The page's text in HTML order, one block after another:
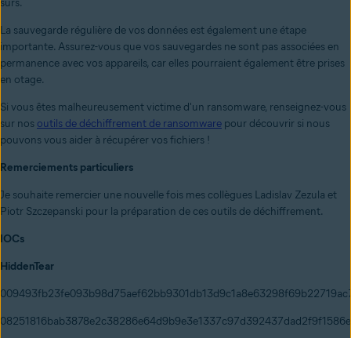
sûrs.
La sauvegarde régulière de vos données est également une étape
importante. Assurez-vous que vos sauvegardes ne sont pas associées en
permanence avec vos appareils, car elles pourraient également être prises
en otage.
Si vous êtes malheureusement victime d'un ransomware, renseignez-vous
sur nos outils de déchiffrement de ransomware pour découvrir si nous
pouvons vous aider à récupérer vos fichiers !
Remerciements particuliers
Je souhaite remercier une nouvelle fois mes collègues Ladislav Zezula et
Piotr Szczepanski pour la préparation de ces outils de déchiffrement.
IOCs
HiddenTear